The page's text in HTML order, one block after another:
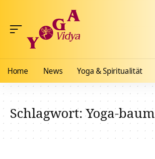
Home News Yoga & Spiritualität
Schlagwort:Yoga-baum